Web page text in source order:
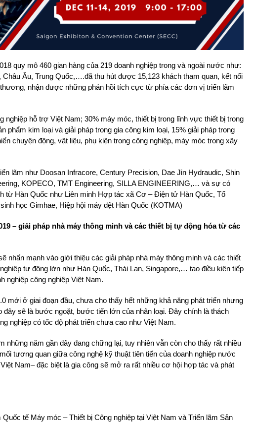
quy mô 460 gian hàng của 219 doanh nghiệp trong và ngoài nước như:
Âu, Trung Quốc,….đã thu hút được 15,123 khách tham quan, kết nối
nhận được những phản hồi tích cực từ phía các đơn vị triển lãm
nghiệp hỗ trợ Việt Nam; 30% máy móc, thiết bị trong lĩnh vực thiết bị trong
phẩm kim loại và giải pháp trong gia công kim loại, 15% giải pháp trong
chuyện động, vật liệu, phụ kiện trong công nghiệp, máy móc trong xây
lãm như Doosan Infracore, Century Precision, Dae Jin Hydraudic, Shin
KOPECO, TMT Engineering, SILLA ENGINEERING,… và sự có
từ Hàn Quốc như Liên minh Hợp tác xã Cơ – Điện tử Hàn Quốc, Tổ
học Gimhae, Hiệp hội máy dệt Hàn Quốc (KOTMA)
– giải pháp nhà máy thông minh và các thiết bị tự động hóa từ các
nhấn mạnh vào giới thiệu các giải pháp nhà máy thông minh và các thiết
tự động lớn như Hàn Quốc, Thái Lan, Singapore,… tạo điều kiện tiếp
nghiệp công nghiệp Việt Nam.
mới ở giai đoạn đầu, chưa cho thấy hết những khả năng phát triển nhưng
đây sẽ là bước ngoặt, bước tiến lớn của nhân loại. Đây chính là thách
nghiệp có tốc độ phát triển chưa cao như Việt Nam.
những năm gần đây đang chững lại, tuy nhiên vẫn còn cho thấy rất nhiều
tương quan giữa công nghệ kỹ thuật tiên tiến của doanh nghiệp nước
Nam– đặc biệt là gia công sẽ mở ra rất nhiều cơ hội hợp tác và phát
tế Máy móc – Thiết bị Công nghiệp tại Việt Nam và Triển lãm Sản